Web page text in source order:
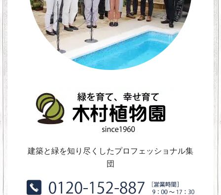
建築と緑を知り尽くしたプロフェッショナル集
団